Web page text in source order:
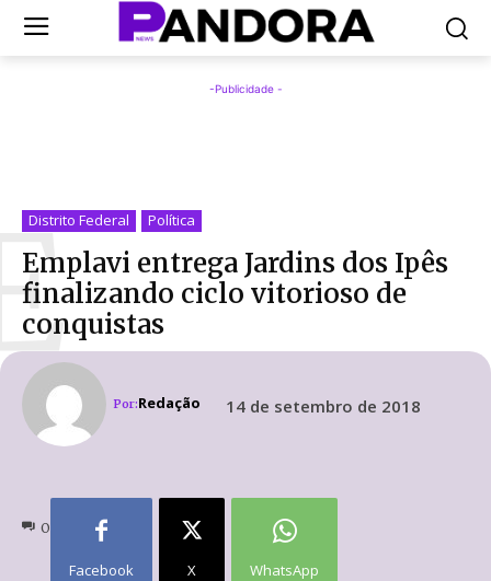
-Publicidade -
Distrito Federal Política
Emplavi entrega Jardins dos Ipês
finalizando ciclo vitorioso de
conquistas
Por:Redação 14 de setembro de 2018
0
Facebook X WhatsApp